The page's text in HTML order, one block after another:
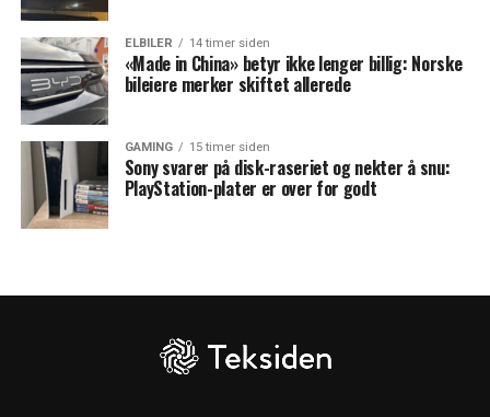
ELBILER 14 timer siden
«Made in China» betyr ikke lenger billig: Norske
bileiere merker skiftet allerede
GAMING 15 timer siden
Sony svarer på disk-raseriet og nekter å snu:
PlayStation-plater er over for godt